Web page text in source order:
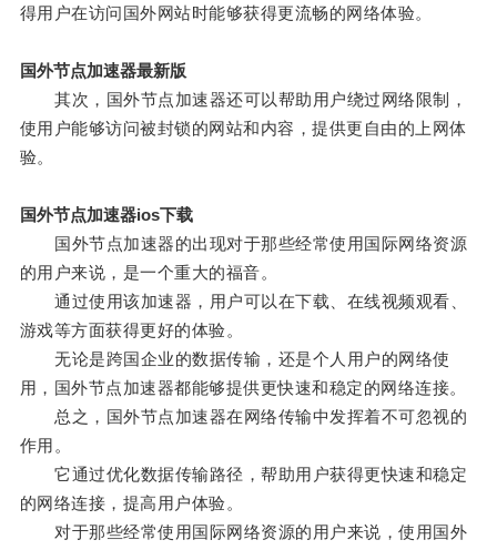
得用户在访问国外网站时能够获得更流畅的网络体验。
国外节点加速器最新版
其次，国外节点加速器还可以帮助用户绕过网络限制，
使用户能够访问被封锁的网站和内容，提供更自由的上网体
验。
国外节点加速器ios下载
国外节点加速器的出现对于那些经常使用国际网络资源
的用户来说，是一个重大的福音。
通过使用该加速器，用户可以在下载、在线视频观看、
游戏等方面获得更好的体验。
无论是跨国企业的数据传输，还是个人用户的网络使
用，国外节点加速器都能够提供更快速和稳定的网络连接。
总之，国外节点加速器在网络传输中发挥着不可忽视的
作用。
它通过优化数据传输路径，帮助用户获得更快速和稳定
的网络连接，提高用户体验。
对于那些经常使用国际网络资源的用户来说，使用国外